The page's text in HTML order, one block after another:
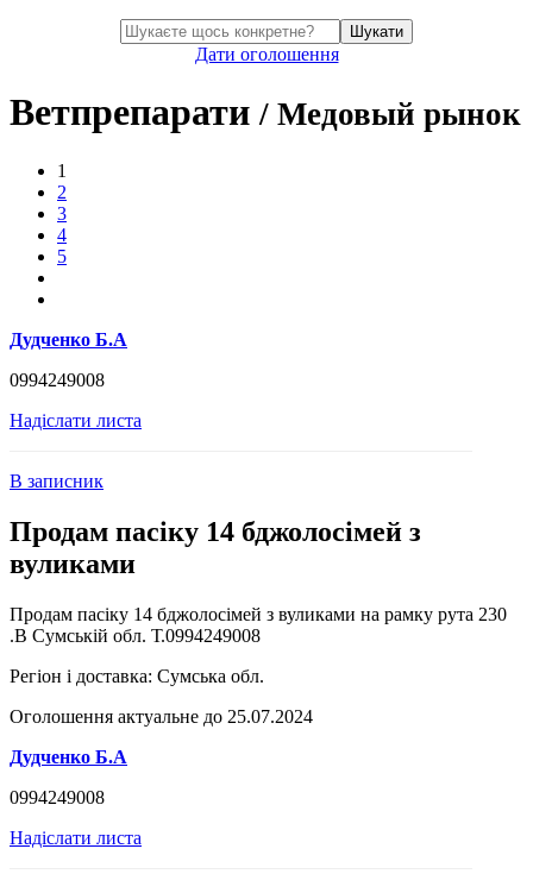
Шукати
Дати оголошення
Ветпрепарати/ Медовый рынок
1
2
3
4
5
Дудченко Б.А
0994249008
Надіслати листа
В записник
Продам пасіку 14 бджолосімей з
вуликами
Продам пасіку 14 бджолосімей з вуликами на рамку рута 230
.В Сумській обл. Т.0994249008
Регіон і доставка: Сумська обл.
Оголошення актуальне до 25.07.2024
Дудченко Б.А
0994249008
Надіслати листа